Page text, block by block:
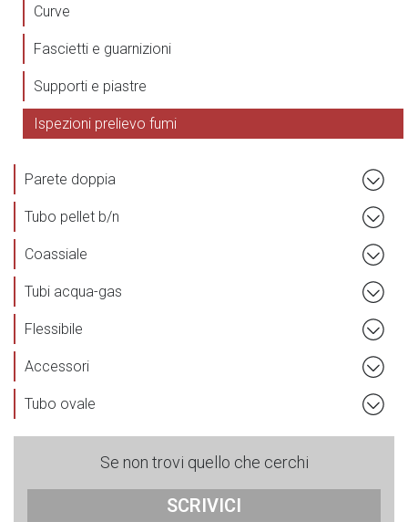
Curve
Fascietti e guarnizioni
Supporti e piastre
Ispezioni prelievo fumi
Parete doppia
Tubo pellet b/n
Coassiale
Tubi acqua-gas
Flessibile
Accessori
Tubo ovale
Se non trovi quello che cerchi
SCRIVICI